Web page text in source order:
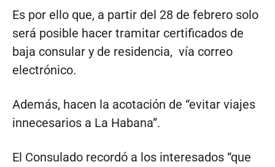
Es por ello que, a partir del 28 de febrero solo
será posible hacer tramitar certificados de
baja consular y de residencia, vía correo
electrónico.
Además, hacen la acotación de “evitar viajes
innecesarios a La Habana”.
El Consulado recordó a los interesados “que